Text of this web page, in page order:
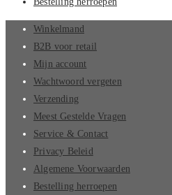
Winkelmand
B2B voor retail
Mijn account
Wachtwoord vergeten
Verzending
Meest Gestelde Vragen
Service & Contact
Privacy Beleid
Algemene Voorwaarden
Bestelling herroepen